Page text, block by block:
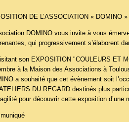
DE L’ASSOCIATION « DOMINO
DOMINO vous invite à vous
qui progressivement s’élaborent
son EXPOSITION "COULEURS ET
à la Maison des Associations à
a souhaité que cet évènement soit
DU REGARD destinés plus
pour découvrir cette exposition d’une